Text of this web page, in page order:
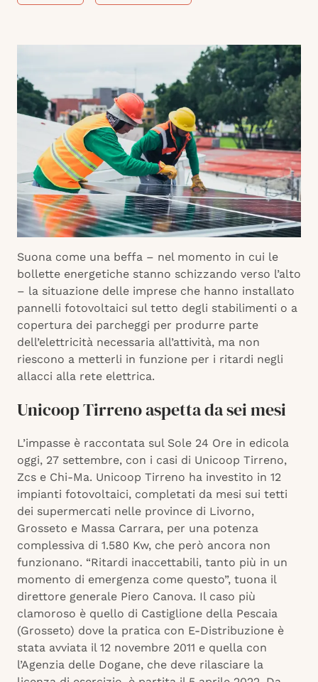
Suona come una beffa – nel momento in cui le
bollette energetiche stanno schizzando verso l’alto
– la situazione delle imprese che hanno installato
pannelli fotovoltaici sul tetto degli stabilimenti o a
copertura dei parcheggi per produrre parte
dell’elettricità necessaria all’attività, ma non
riescono a metterli in funzione per i ritardi negli
allacci alla rete elettrica.
Unicoop Tirreno aspetta da sei mesi
L’impasse è raccontata sul Sole 24 Ore in edicola
oggi, 27 settembre, con i casi di Unicoop Tirreno,
Zcs e Chi-Ma. Unicoop Tirreno ha investito in 12
impianti fotovoltaici, completati da mesi sui tetti
dei supermercati nelle province di Livorno,
Grosseto e Massa Carrara, per una potenza
complessiva di 1.580 Kw, che però ancora non
funzionano. “Ritardi inaccettabili, tanto più in un
momento di emergenza come questo”, tuona il
direttore generale Piero Canova. Il caso più
clamoroso è quello di Castiglione della Pescaia
(Grosseto) dove la pratica con E-Distribuzione è
stata avviata il 12 novembre 2011 e quella con
l’Agenzia delle Dogane, che deve rilasciare la